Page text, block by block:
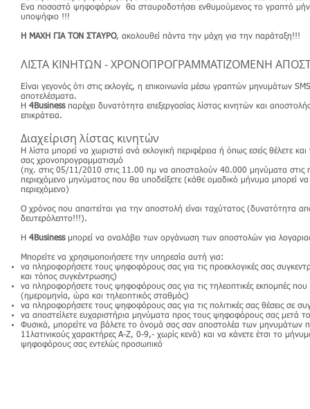
Ενα ποσοστό ψηφοφόρων θα σταυροδοτήσει ενθυμούμενος το γραπτό
υποψήφιο !!!
Η ΜΑΧΗ ΓΙΑ ΤΟΝ ΣΤΑΥΡΟ, ακολουθεί πάντα την μάχη για την παράταξη!!!
ΛΙΣΤΑ ΚΙΝΗΤΩΝ - ΧΡΟΝΟΠΡΟΓΡΑΜΜΑΤΙΖΟΜΕΝΗ
Είναι γεγονός ότι στις εκλογές, η επικοινωνία μέσω γραπτών μηνυμάτων
αποτελέσματα.
Η 4Βusinessπαρέχει δυνατότητα επεξεργασίας λίστας κινητών και
επικράτεια.
Διαχείριση λίστας κινητών
Η λίστα μπορεί να χωριστεί ανά εκλογική περιφέρεια ή όπως εσείς θέλετε
σας χρονοπρογραμματισμό
(πχ. στις 05/11/2010 στις 11.00 πμ να αποσταλούν 40.000 μηνύματα στις
περιεχόμενο μηνύματος που θα υποδείξετε (κάθε ομαδικό μήνυμα μπορεί να
περιεχόμενο)
Ο χρόνος που απαιτείται για την αποστολή είναι ταχύτατος (δυνατότητα
δευτερόλεπτο!!!).
Η 4Βusinessμπορεί να αναλάβει των οργάνωση των αποστολών για
Μπορείτε να χρησιμοποιήσετε την υπηρεσία αυτή για:
να πληροφορήσετε τους ψηφοφόρους σας για τις προεκλογικές σας
και τόπος συγκέντρωσης)
να πληροφορήσετε τους ψηφοφόρους σας για τις τηλεοπτικές εκπομπές που
(ημερομηνία, ώρα και τηλεοπτικός σταθμός)
να πληροφορήσετε τους ψηφοφόρους σας για τις πολιτικές σας θέσεις σε
να αποστείλετε ευχαριστήρια μηνύματα προς τους ψηφοφόρους σας μετά
Φυσικά, μπορείτε να βάλετε το όνομά σας σαν αποστολέα των μηνυμάτων
11λατινικούς χαρακτήρες A-Z, 0-9,- χωρίς κενά) και να κάνετε έτσι το
ψηφοφόρους σας εντελώς προσωπικό